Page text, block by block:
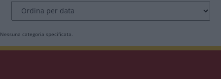
ARMADI
Nessuna categoria specificata.